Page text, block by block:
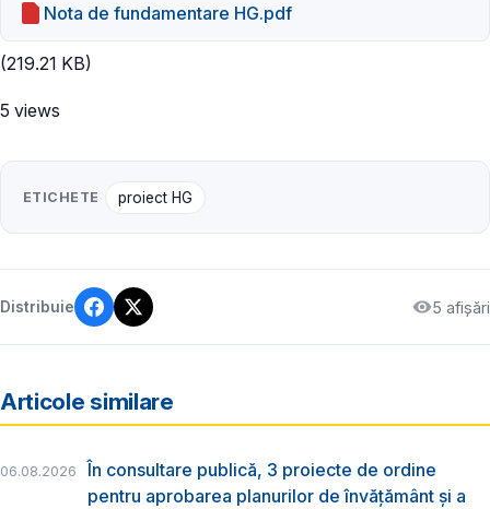
Nota de fundamentare HG.pdf
(219.21 KB)
5 views
ETICHETE proiect HG
Distribuie 5 afișări
Articole similare
06.08.2026
În consultare publică, 3 proiecte de ordine
pentru aprobarea planurilor de învățământ și a